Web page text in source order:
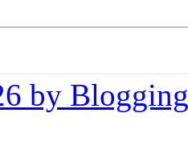
by